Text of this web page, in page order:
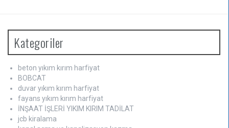
Kategoriler
beton yıkım kırım harfiyat
BOBCAT
duvar yıkım kırım harfiyat
fayans yıkım kırım harfiyat
İNŞAAT İŞLERİ YIKIM KIRIM TADİLAT
jcb kiralama